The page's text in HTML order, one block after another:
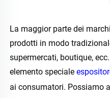
La maggior parte dei
prodotti in modo
supermercati, boutique,
elemento speciale
ai consumatori. Possiamo